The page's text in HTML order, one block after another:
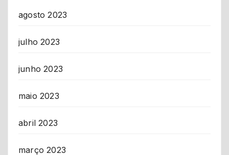
agosto 2023
julho 2023
junho 2023
maio 2023
abril 2023
março 2023